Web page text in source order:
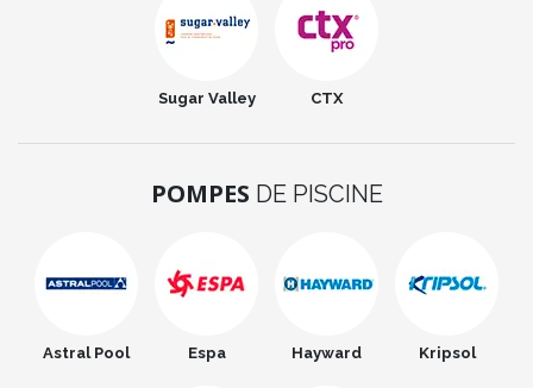
Sugar Valley CTX
POMPES DE PISCINE
Astral Pool Espa Hayward Kripsol